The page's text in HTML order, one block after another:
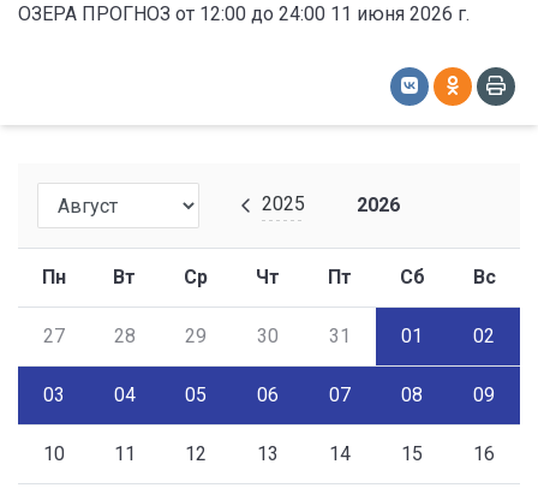
ОЗЕРА ПРОГНОЗ от 12:00 до 24:00 11 июня 2026 г.
2025 2026
Пн Вт Ср Чт Пт Сб Вс
27 28 29 30 31 01 02
03 04 05 06 07 08 09
10 11 12 13 14 15 16